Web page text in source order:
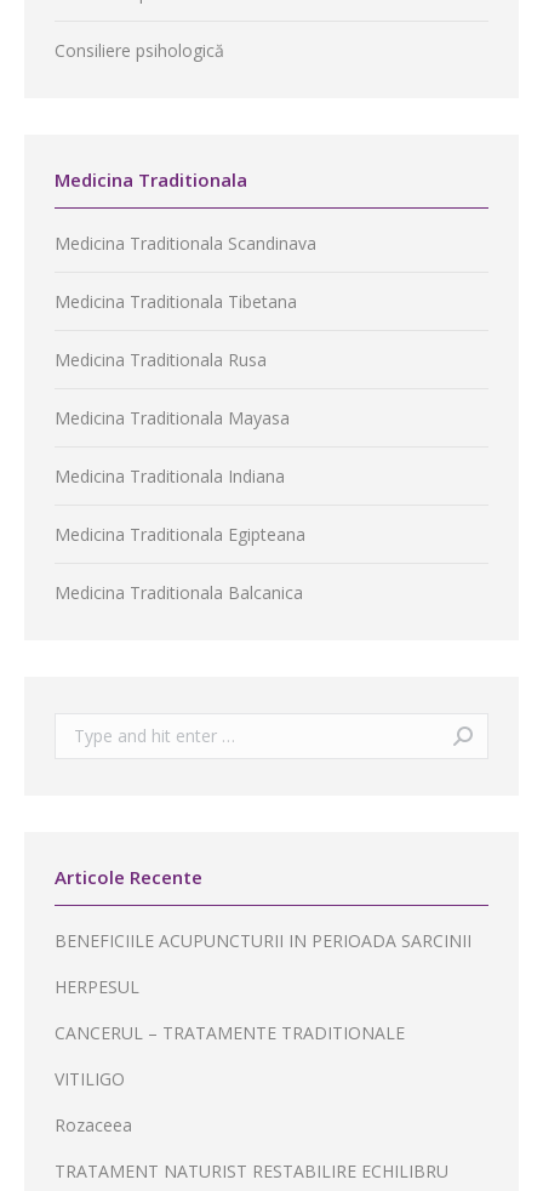
Consiliere psihologică
Medicina Traditionala
Medicina Traditionala Scandinava
Medicina Traditionala Tibetana
Medicina Traditionala Rusa
Medicina Traditionala Mayasa
Medicina Traditionala Indiana
Medicina Traditionala Egipteana
Medicina Traditionala Balcanica
Search:
Articole Recente
BENEFICIILE ACUPUNCTURII IN PERIOADA SARCINII
HERPESUL
CANCERUL – TRATAMENTE TRADITIONALE
VITILIGO
Rozaceea
TRATAMENT NATURIST RESTABILIRE ECHILIBRU